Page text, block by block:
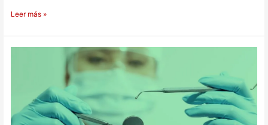
Leer más »